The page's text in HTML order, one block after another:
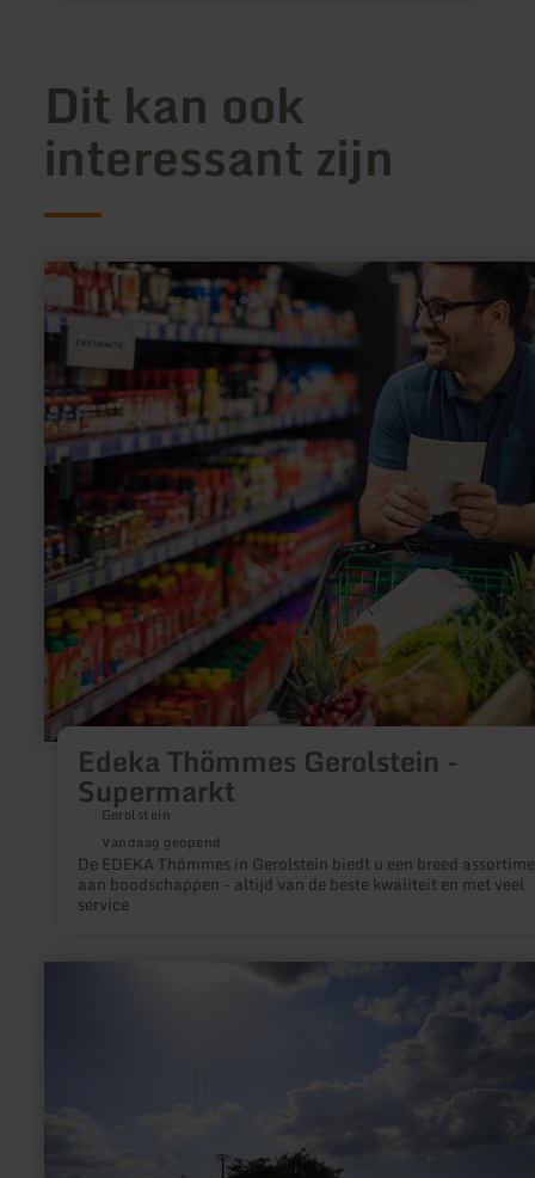
Dit kan ook
interessant zijn
Edeka Thömmes Gerolstein -
Supermarkt
Gerolstein
Vandaag geopend
De EDEKA Thömmes in Gerolstein biedt u een breed
aan boodschappen - altijd van de beste kwaliteit en met veel
service
meer
informatie
over:
Edeka
Thömmes
Gerolstein
-
Supermarkt